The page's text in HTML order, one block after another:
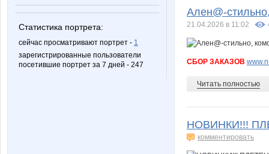
Статистика портрета:
сейчас просматривают портрет - 1
зарегистрированные пользователи
посетившие портрет за 7 дней - 247
Ален@-
21.04.2026 в 11:02
СБОР ЗАКАЗОВ
Читать полностью
НОВИНКИ!!!
комментировать